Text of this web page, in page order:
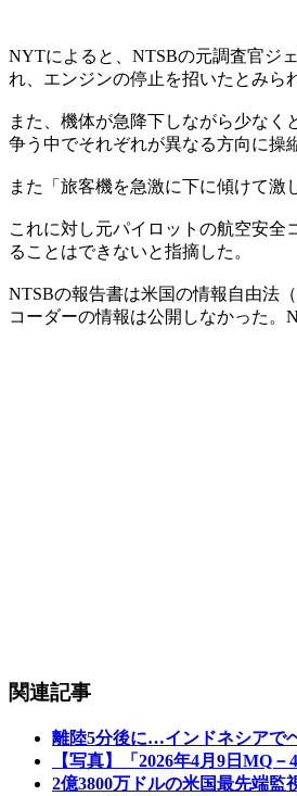
NYTによると、NTSBの元調査官ジ
れ、エンジンの停止を招いたとみら
また、機体が急降下しながら少な
争う中でそれぞれが異なる方向に操
また「旅客機を急激に下に傾けて激
これに対し元パイロットの航空安
ることはできないと指摘した。
NTSBの報告書は米国の情報自由法
コーダーの情報は公開しなかった。
関連記事
離陸5分後に…インドネシアで
【写真】「2026年4月9日MQ
2億3800万ドルの米国最先端